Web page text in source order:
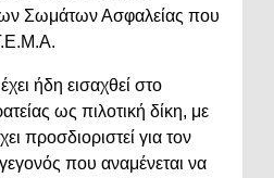
Σωμάτων Ασφαλείας που
ήδη εισαχθεί στο
ως πιλοτική δίκη, με
προσδιοριστεί για τον
που αναμένεται να